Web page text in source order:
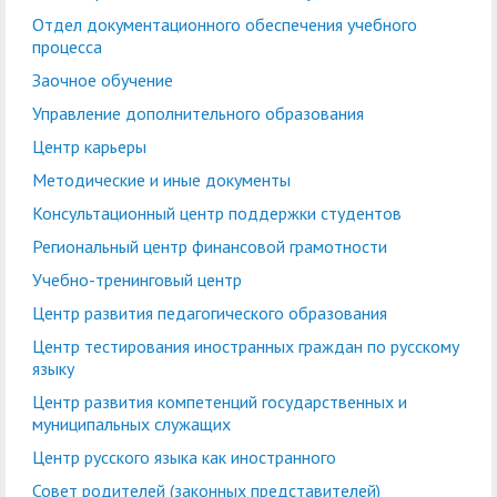
Управление по
правовой и кадровой
работе
Управление
финансового контроля
Планово-финансовое
управление
комплексной
безопасности
Координационный
центр
Антитеррористическая
Противодействие
коррупции
Центр цифрового
развития
информационной
политике и связям с
Отдел практической
подготовки студентов
Отдел
процесса
Заочное обучение
образования
Центр карьеры
документы
Консультационный
центр поддержки
студентов
Региональный центр
финансовой
Учебно-тренинговый
Центр развития
воспитательной работе
Центр
добровольчества
«Абилимпикс»
Экскурсионно-
Ассоциация
выпускников
Информационные
материалы
кадров
Лаборатории, НШ,
кафедра
Научные мероприятия в
ГАГУ
гостеприимства
Национальный проект
«Наука и
университеты»
Военно-патриотический
клуб "БАРС"
Отдел документационного обеспечения учебного
процесса
Заочное обучение
Управление дополнительного образования
Центр карьеры
Методические и иные документы
Консультационный центр поддержки студентов
Региональный центр финансовой грамотности
Учебно-тренинговый центр
Центр развития педагогического образования
Центр тестирования иностранных граждан по русскому
языку
Центр развития компетенций государственных и
муниципальных служащих
Центр русского языка как иностранного
Совет родителей (законных представителей)